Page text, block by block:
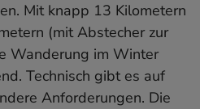
Mit knapp 13 Kilometern
(mit Abstecher zur
Wanderung im Winter
Technisch gibt es auf
Anforderungen. Die